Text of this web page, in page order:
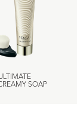
SOAP